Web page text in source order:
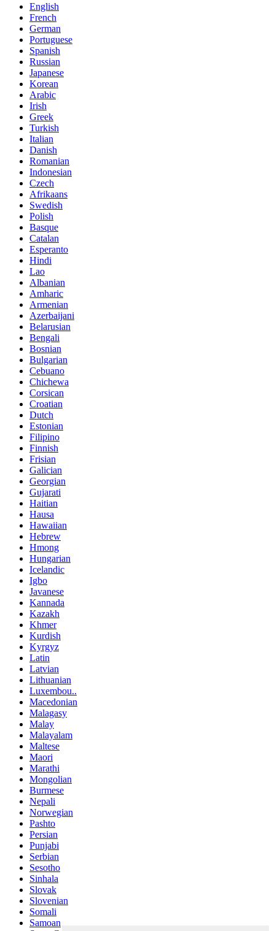
English
French
German
Portuguese
Spanish
Russian
Japanese
Korean
Arabic
Irish
Greek
Turkish
Italian
Danish
Romanian
Indonesian
Czech
Afrikaans
Swedish
Polish
Basque
Catalan
Esperanto
Hindi
Lao
Albanian
Amharic
Armenian
Azerbaijani
Belarusian
Bengali
Bosnian
Bulgarian
Cebuano
Chichewa
Corsican
Croatian
Dutch
Estonian
Filipino
Finnish
Frisian
Galician
Georgian
Gujarati
Haitian
Hausa
Hawaiian
Hebrew
Hmong
Hungarian
Icelandic
Igbo
Javanese
Kannada
Kazakh
Khmer
Kurdish
Kyrgyz
Latin
Latvian
Lithuanian
Luxembou..
Macedonian
Malagasy
Malay
Malayalam
Maltese
Maori
Marathi
Mongolian
Burmese
Nepali
Norwegian
Pashto
Persian
Punjabi
Serbian
Sesotho
Sinhala
Slovak
Slovenian
Somali
Samoan